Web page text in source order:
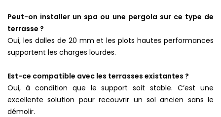
Peut-on installer un spa ou une pergola sur ce type de
terrasse ?
Oui, les dalles de 20 mm et les plots hautes performances
supportent les charges lourdes.
Est-ce compatible avec les terrasses existantes ?
Oui, à condition que le support soit stable. C’est une
excellente solution pour recouvrir un sol ancien sans le
démolir.